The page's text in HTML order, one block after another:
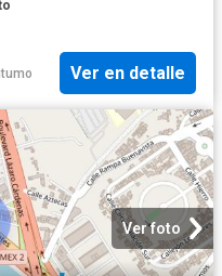
Ver en detalle
Ver foto